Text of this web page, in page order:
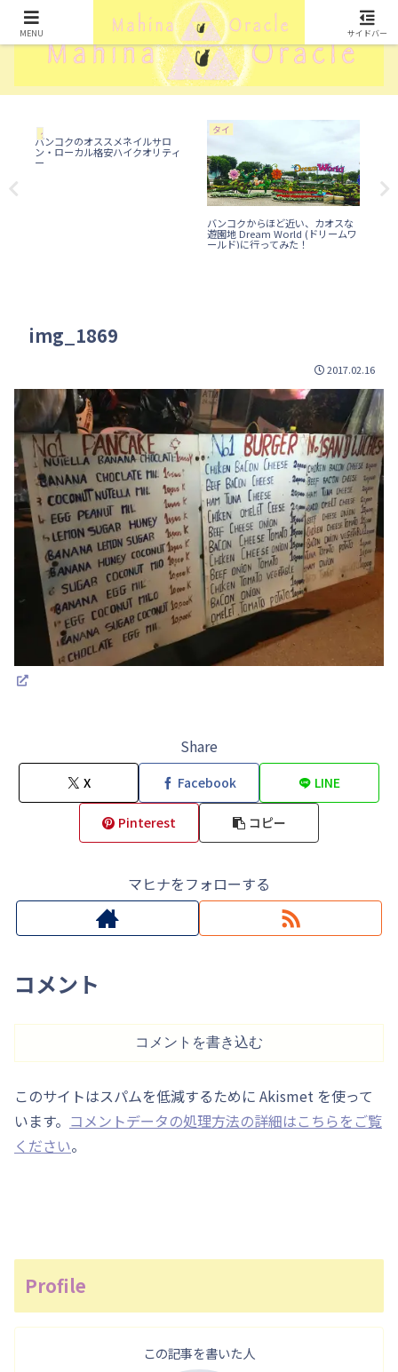
タイ
バンコクのオススメネイルサロ
ン・ローカル格安ハイクオリティ
ー
タイ
バンコクからほど近い、カオスな
遊園地 Dream World (ドリームワ
ールド)に行ってみた！
img_1869
2017.02.16
Share
X Facebook LINE
Pinterest コピー
マヒナをフォローする
コメント
コメントを書き込む
このサイトはスパムを低減するために Akismet を使って
います。 コメントデータの処理方法の詳細はこちらをご覧
ください。
Profile
この記事を書いた人
MENU サイドバー